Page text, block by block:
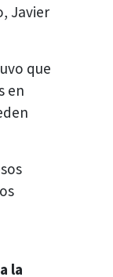
Javier
que
en
la